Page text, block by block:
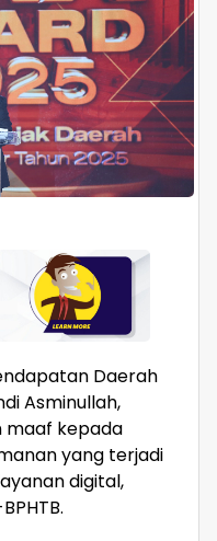
Daerah
Asminullah,
maaf kepada
yang terjadi
digital,